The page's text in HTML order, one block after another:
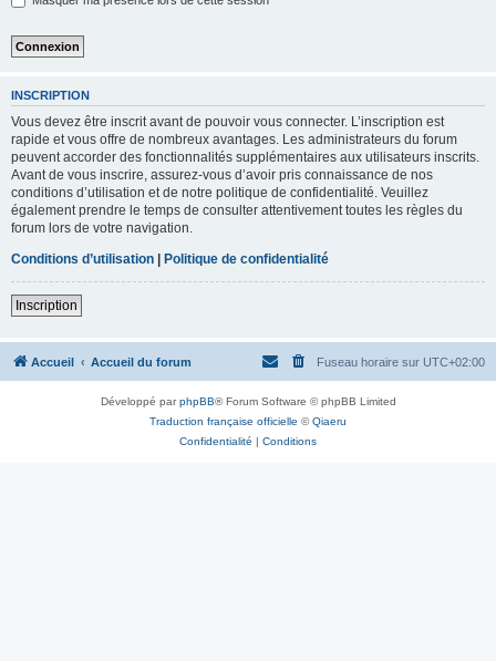
INSCRIPTION
Vous devez être inscrit avant de pouvoir vous connecter. L’inscription est
rapide et vous offre de nombreux avantages. Les administrateurs du forum
peuvent accorder des fonctionnalités supplémentaires aux utilisateurs inscrits.
Avant de vous inscrire, assurez-vous d’avoir pris connaissance de nos
conditions d’utilisation et de notre politique de confidentialité. Veuillez
également prendre le temps de consulter attentivement toutes les règles du
forum lors de votre navigation.
Conditions d’utilisation | Politique de confidentialité
Inscription
Accueil Accueil du forum Fuseau horaire sur UTC+02:00
Développé parphpBB® Forum Software © phpBB Limited
Traduction française officielle ©Qiaeru
Confidentialité | Conditions